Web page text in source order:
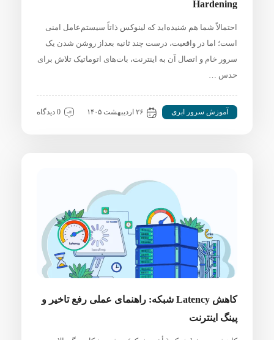
Hardening
احتمالاً شما هم شنیده‌اید که لینوکس ذاتاً سیستم‌عامل امنی
است؛ اما در واقعیت، درست چند ثانیه بعداز روشن شدن یک
سرور خام و اتصال آن به اینترنت، بات‌های اتوماتیک تلاش برای
حدس …
آموزش سرور ابری ۲۶ اردیبهشت ۱۴۰۵ 0 دیدگاه
کاهش Latency شبکه: راهنمای عملی رفع تاخیر و
پینگ اینترنت